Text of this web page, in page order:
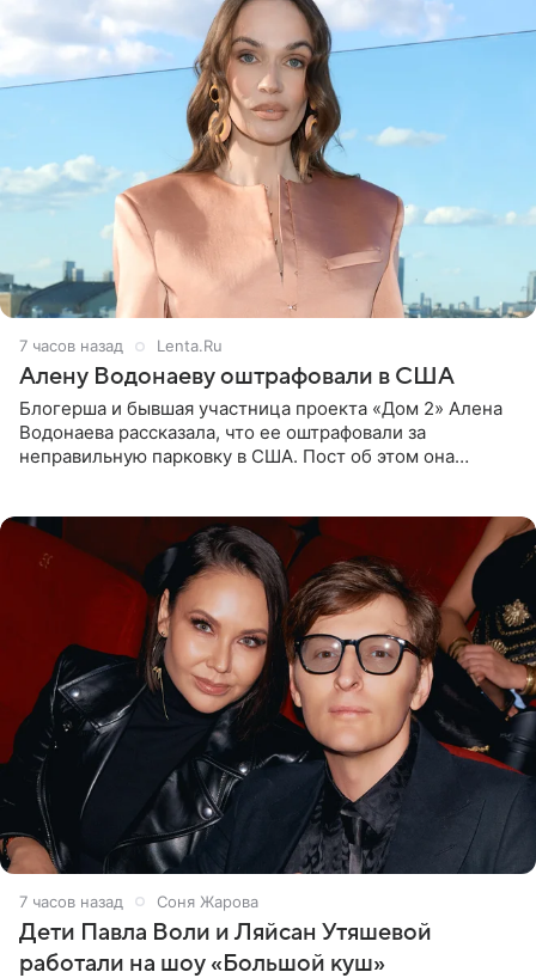
7 часов назад Lenta.Ru
Алену Водонаеву оштрафовали в США
Блогерша и бывшая участница проекта «Дом 2» Алена
Водонаева рассказала, что ее оштрафовали за
неправильную парковку в США. Пост об этом она
7 часов назад Соня Жарова
Дети Павла Воли и Ляйсан Утяшевой
работали на шоу «Большой куш»